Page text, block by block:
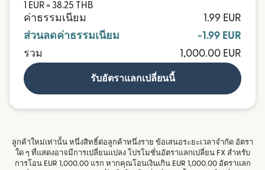
1 EUR = 38.25 THB
ค่าธรรมเนียม
1.99 EUR
ส่วนลดค่าธรรมเนียม
-1.99 EUR
รวม
1,000.00 EUR
รับอัตราแลกเปลี่ยนนี้
ลูกค้าใหม่เท่านั้น หนึ่งสิทธิ์ต่อลูกค้าหนึ่งราย ข้อเสนอระยะเวลาจำกัด อัตรา
ใด ๆ ที่แสดงอาจมีการเปลี่ยนแปลง โปรโมชั่นอัตราแลกเปลี่ยน FX สำหรับ
การโอน EUR 1,000.00 แรก หากคุณโอนเงินเกิน EUR 1,000.00 อัตราแลก